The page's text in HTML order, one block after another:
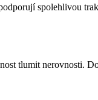
spolehlivou
tlumit nerovnosti.